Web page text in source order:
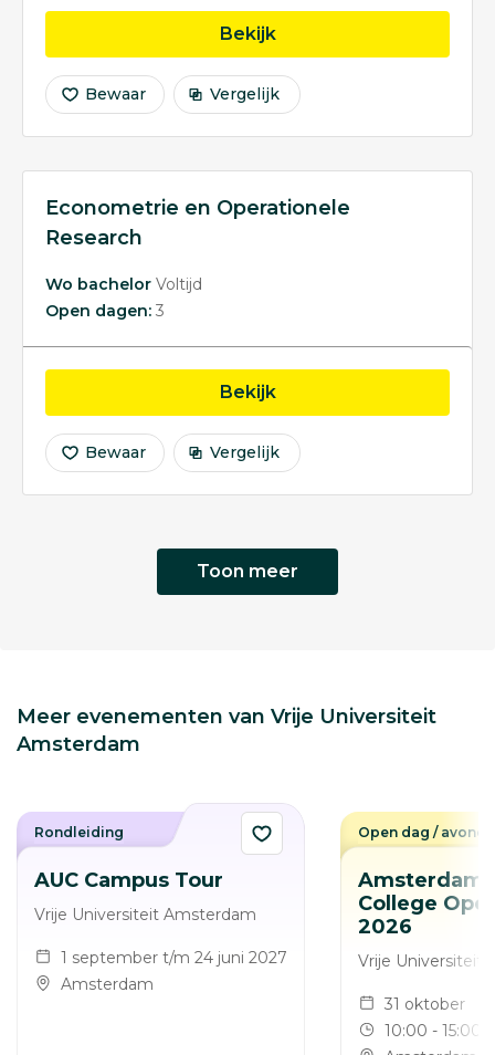
Bekijkopleiding
Bewaar Vergelijk
Econometrie en Operationele
Research
Wo bachelor Voltijd
Open dagen: 3
Bekijkopleiding Econometrie
Bewaar Vergelijk
Toon meer
Meer evenementen van Vrije Universiteit
Amsterdam
AUC Campus Tour
Vrije Universiteit Amsterdam
1 september t/m 24 juni 2027
Amsterdam
Rondleiding
Amsterdam
College
2026
Vrije Universiteit
31 oktober
10:00 - 15:00
Open dag / avond